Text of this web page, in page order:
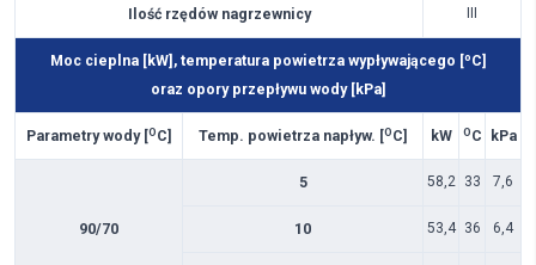
Ilość rzędów nagrzewnicy
Moc cieplna [kW], temperatura powietrza wypływającego [oC]
oraz opory przepływu wody [kPa]
Parametry wody [OC] Temp. powietrza napływ. [OC] kW OC kPa
90/70
5 58,2 33 7,6
10 53,4 36 6,4